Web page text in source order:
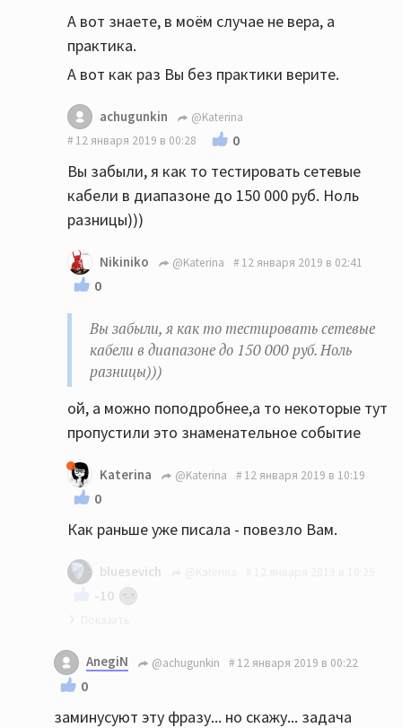
А вот знаете, в моём случае не вера, а
практика.
А вот как раз Вы без практики верите.
achugunkin
@Katerina
12 января 2019 в 00:28
0
Вы забыли, я как то тестировать сетевые
кабели в диапазоне до 150 000 руб. Ноль
разницы)))
Nikiniko @Katerina 12 января 2019 в 02:41
0
Вы забыли, я как то тестировать сетевые
кабели в диапазоне до 150 000 руб. Ноль
разницы)))
ой, а можно поподробнее,a то некоторые тут
пропустили это знаменательное событие
Katerina @Katerina 12 января 2019 в 10:19
0
Как раньше уже писала - повезло Вам.
bluesevich
-10
Это точно! Отрицание очевидного - тоже
вера. И она пострашнее будет. Ибо приводит
к нехорошим последствиям.
AnegiN @achugunkin 12 января 2019 в 00:22
0
заминусуют эту фразу... но скажу... задача